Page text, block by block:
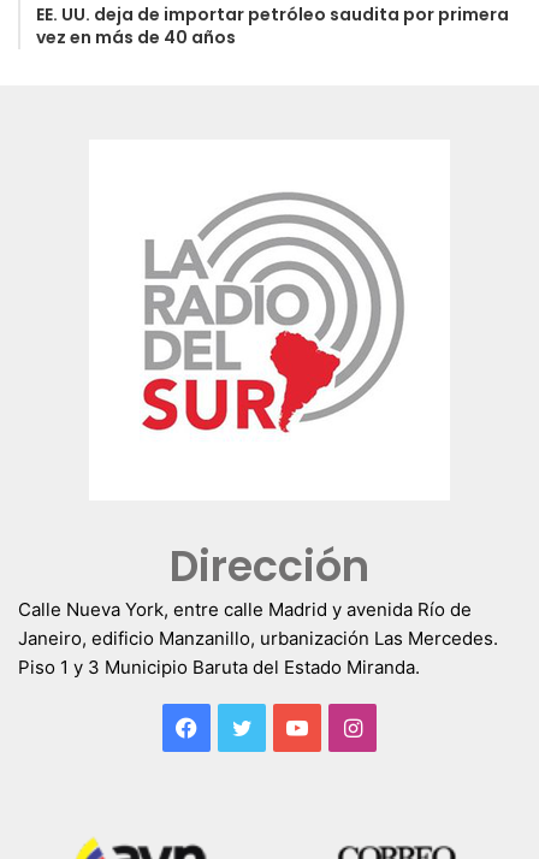
EE. UU. deja de importar petróleo saudita por primera
vez en más de 40 años
Dirección
Calle Nueva York, entre calle Madrid y avenida Río de
Janeiro, edificio Manzanillo, urbanización Las Mercedes.
Piso 1 y 3 Municipio Baruta del Estado Miranda.
Facebook
TwitterYouTubeInstagram